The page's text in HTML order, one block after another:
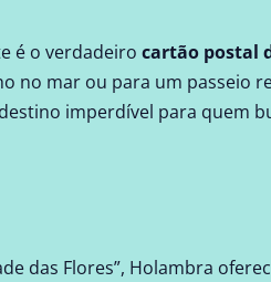
é o verdadeiro cartão postal
no mar ou para um passeio
imperdível para quem
das Flores”, Holambra